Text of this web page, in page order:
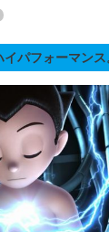
English
ภาษาไทย
tiéng Viêt
Indonesia
パフォーマンス